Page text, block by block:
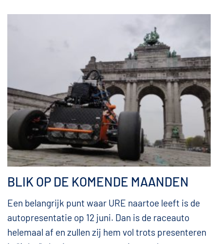
BLIK OP DE KOMENDE MAANDEN
Een belangrijk punt waar URE naartoe leeft is de
autopresentatie op 12 juni. Dan is de raceauto
helemaal af en zullen zij hem vol trots presenteren